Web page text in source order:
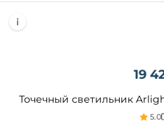
19
Точечный светильник
5.0